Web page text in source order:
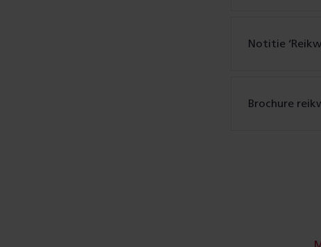
Notitie
Brochure